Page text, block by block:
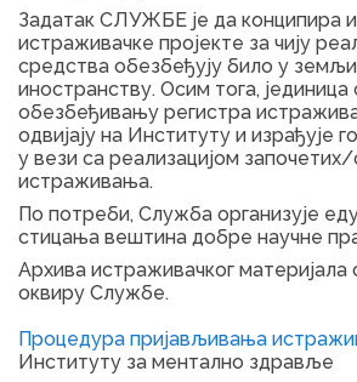
Задатак СЛУЖБЕ је да конципира
истраживачке пројекте за чију
средства обезбеђују било у
иностранству. Осим тога, јединица
обезбеђивању регистра
одвијају на Институту и израђује
у вези са реализацијом
истраживања.
По потреби, Служба организује
стицања вештина добре научне
Архива истраживачког материјала
оквиру Службе.
Процедура пријављивања
Институту за ментално здравље